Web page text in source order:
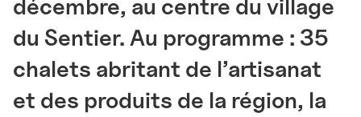
décembre, au centre du village
du Sentier. Au programme : 35
chalets abritant de l’artisanat
et des produits de la région, la